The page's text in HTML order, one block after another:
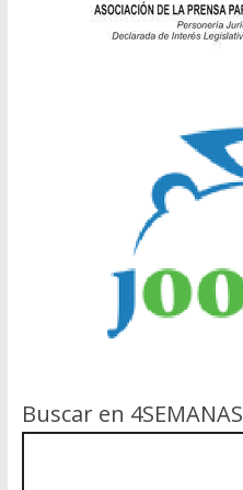
Buscar en 4SEMANAS